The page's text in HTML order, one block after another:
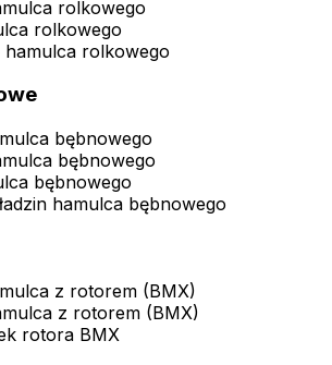
rolkowego
rolkowego
hamulca rolkowego
bębnowego
bębnowego
bębnowego
hamulca bębnowego
z rotorem (BMX)
z rotorem (BMX)
rotora BMX